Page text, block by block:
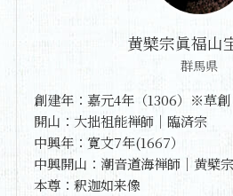
黄檗宗眞福山
群馬県
創建年：嘉元4年（1306）※草創
開山：大拙祖能禅師｜臨済宗
中興年：寛文7年(1667）
中興開山：潮音道海禅師｜黄檗宗
本尊：釈迦如来像